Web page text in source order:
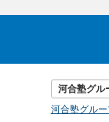
河合塾グル
河合塾グル